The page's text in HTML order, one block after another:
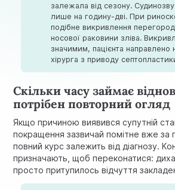
залежала від сезону.
лише на годину-дві. При
подібне викривлення
носової раковини зліва.
значимим, пацієнта
хірурга з приводу
Скільки часу займає
потрібен повторний огляд
Якщо причиною виявився супутній
покращення зазвичай помітне вже за
повний курс залежить від діагнозу.
призначають, щоб переконатися:
просто притупилось відчуття